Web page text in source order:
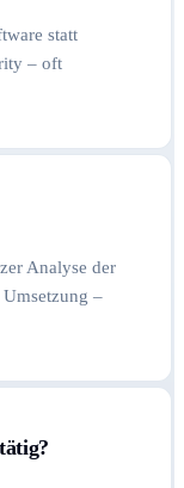
statt
– oft
Analyse der
Umsetzung –